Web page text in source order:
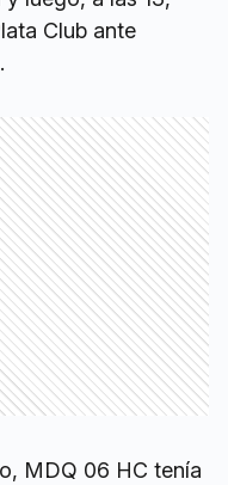
Club ante
MDQ 06 HC tenía